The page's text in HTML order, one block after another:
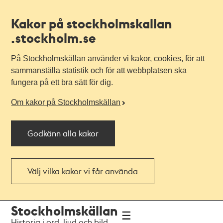
Kakor på stockholmskallan
.stockholm.se
På Stockholmskällan använder vi kakor, cookies, för att
sammanställa statistik och för att webbplatsen ska
fungera på ett bra sätt för dig.
Om kakor på Stockholmskällan
Godkänn alla kakor
Välj vilka kakor vi får använda
navigationen
huvudinnehållet
Stockholmskällan